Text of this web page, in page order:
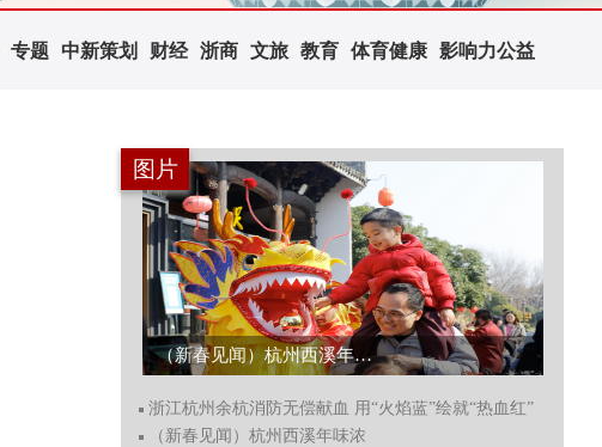
专题 中新策划 财经 浙商 文旅 教育 体育健康 影响力公益
图片
浙江杭州余杭消防无偿献血 用“火焰蓝”绘就“热血红”...
浙江杭州余杭消防无偿献血 用“火焰蓝”绘就“热血红”
（新春见闻）杭州西溪年味浓